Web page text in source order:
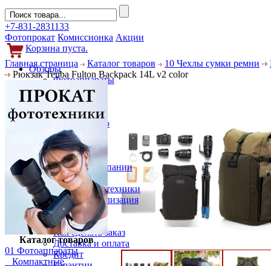
+7-831-2831133
Фотопрокат Комиссионка Акции
Корзина пуста.
Обзоры
Фотоаппараты
Объективы
Фильтры
Новости
Фото и видео
Гаджеты
Аксессуары
Слухи
Новости компании
Услуги
Прокат фототехники
Выкуп и реализация
Покупателям
Акции
Как сделать заказ
Доставка и оплата
Кредит
Главная страница Каталог товаров 10 Чехлы сумки ремни
Рюкзак Tenba Fulton Backpack 14L v2 color
Каталог товаров
01 Фотоаппараты
Компактные